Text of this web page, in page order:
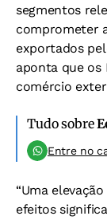
segmentos
comprometer
exportados
aponta que os
comércio
Tudo sobre
Entre no
“Uma
efeitos